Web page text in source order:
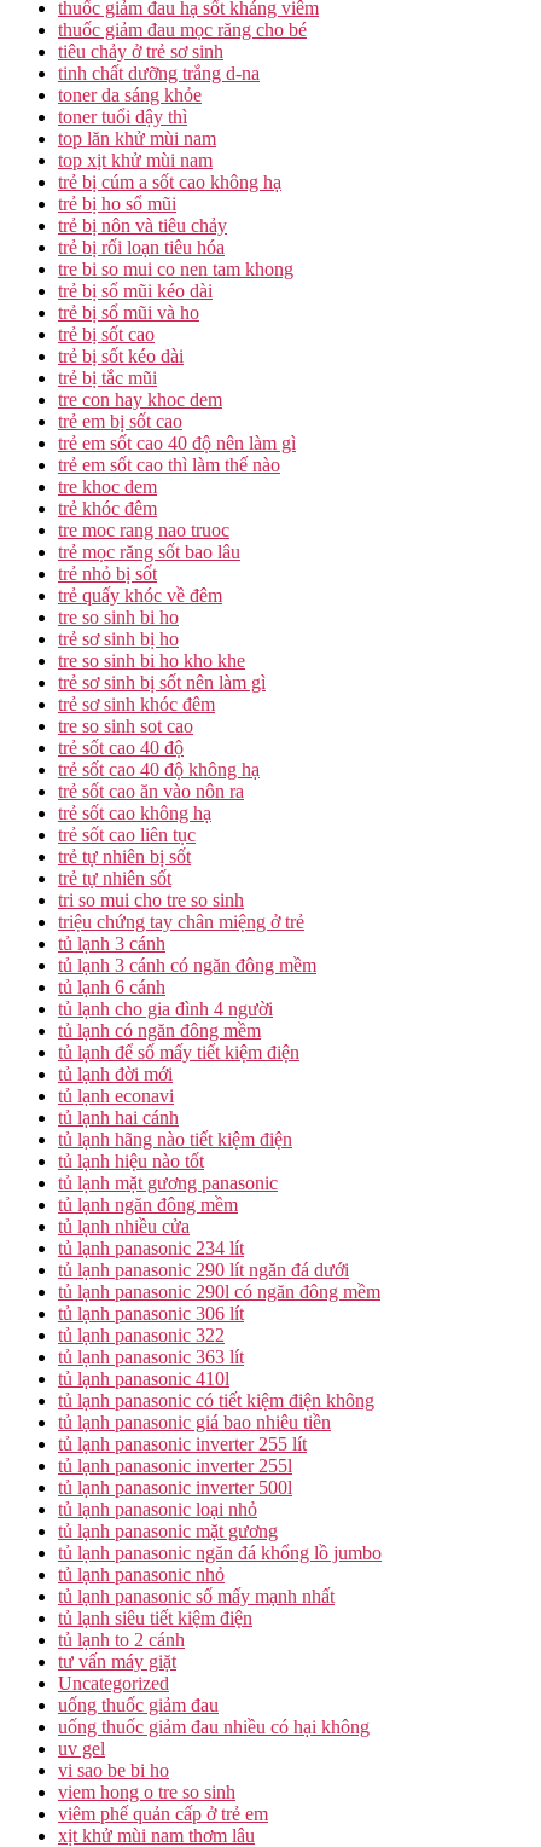
thuốc giảm đau hạ sốt kháng viêm
thuốc giảm đau mọc răng cho bé
tiêu chảy ở trẻ sơ sinh
tinh chất dưỡng trắng d-na
toner da sáng khỏe
toner tuổi dậy thì
top lăn khử mùi nam
top xịt khử mùi nam
trẻ bị cúm a sốt cao không hạ
trẻ bị ho sổ mũi
trẻ bị nôn và tiêu chảy
trẻ bị rối loạn tiêu hóa
tre bi so mui co nen tam khong
trẻ bị sổ mũi kéo dài
trẻ bị sổ mũi và ho
trẻ bị sốt cao
trẻ bị sốt kéo dài
trẻ bị tắc mũi
tre con hay khoc dem
trẻ em bị sốt cao
trẻ em sốt cao 40 độ nên làm gì
trẻ em sốt cao thì làm thế nào
tre khoc dem
trẻ khóc đêm
tre moc rang nao truoc
trẻ mọc răng sốt bao lâu
trẻ nhỏ bị sốt
trẻ quấy khóc về đêm
tre so sinh bi ho
trẻ sơ sinh bị ho
tre so sinh bi ho kho khe
trẻ sơ sinh bị sốt nên làm gì
trẻ sơ sinh khóc đêm
tre so sinh sot cao
trẻ sốt cao 40 độ
trẻ sốt cao 40 độ không hạ
trẻ sốt cao ăn vào nôn ra
trẻ sốt cao không hạ
trẻ sốt cao liên tục
trẻ tự nhiên bị sốt
trẻ tự nhiên sốt
tri so mui cho tre so sinh
triệu chứng tay chân miệng ở trẻ
tủ lạnh 3 cánh
tủ lạnh 3 cánh có ngăn đông mềm
tủ lạnh 6 cánh
tủ lạnh cho gia đình 4 người
tủ lạnh có ngăn đông mềm
tủ lạnh để số mấy tiết kiệm điện
tủ lạnh đời mới
tủ lạnh econavi
tủ lạnh hai cánh
tủ lạnh hãng nào tiết kiệm điện
tủ lạnh hiệu nào tốt
tủ lạnh mặt gương panasonic
tủ lạnh ngăn đông mềm
tủ lạnh nhiều cửa
tủ lạnh panasonic 234 lít
tủ lạnh panasonic 290 lít ngăn đá dưới
tủ lạnh panasonic 290l có ngăn đông mềm
tủ lạnh panasonic 306 lít
tủ lạnh panasonic 322
tủ lạnh panasonic 363 lít
tủ lạnh panasonic 410l
tủ lạnh panasonic có tiết kiệm điện không
tủ lạnh panasonic giá bao nhiêu tiền
tủ lạnh panasonic inverter 255 lít
tủ lạnh panasonic inverter 255l
tủ lạnh panasonic inverter 500l
tủ lạnh panasonic loại nhỏ
tủ lạnh panasonic mặt gương
tủ lạnh panasonic ngăn đá khổng lồ jumbo
tủ lạnh panasonic nhỏ
tủ lạnh panasonic số mấy mạnh nhất
tủ lạnh siêu tiết kiệm điện
tủ lạnh to 2 cánh
tư vấn máy giặt
Uncategorized
uống thuốc giảm đau
uống thuốc giảm đau nhiều có hại không
uv gel
vi sao be bi ho
viem hong o tre so sinh
viêm phế quản cấp ở trẻ em
xịt khử mùi nam thơm lâu